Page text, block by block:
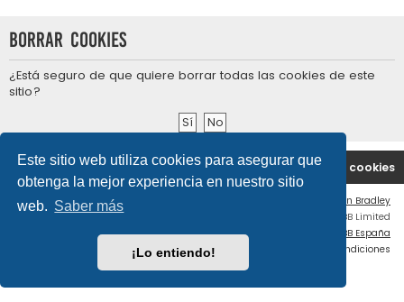
Este sitio web utiliza cookies para asegurar que
obtenga la mejor experiencia en nuestro sitio
web. Saber más
¡Lo entiendo!
Borrar cookies
¿Está seguro de que quiere borrar todas las cookies de este
sitio?
Portal Índice general Borrar cookies
Contáctenos
Ian Bradley
Desarrollado por
® Forum Software © phpBB Limited
Traducción al español por
phpBB España
Condiciones